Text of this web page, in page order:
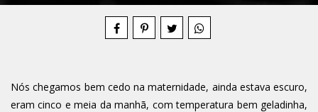
Nós chegamos bem cedo na maternidade, ainda estava escuro,
eram cinco e meia da manhã, com temperatura bem geladinha,